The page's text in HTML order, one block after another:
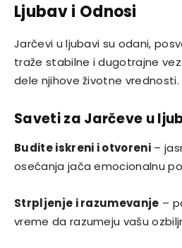
Ljubav i Odnosi
Jarčevi u ljubavi su odani,
traže stabilne i dugotrajne
dele njihove životne vrednosti.
Saveti za Jarčeve u
Budite iskreni i otvoreni –
osećanja jača emocionalnu
Strpljenje i razumevanje –
vreme da razumeju vašu